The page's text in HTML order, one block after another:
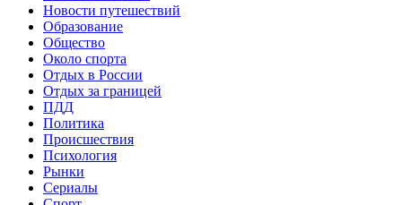
Новости путешествий
Образование
Общество
Около спорта
Отдых в России
Отдых за границей
ПДД
Политика
Происшествия
Психология
Рынки
Сериалы